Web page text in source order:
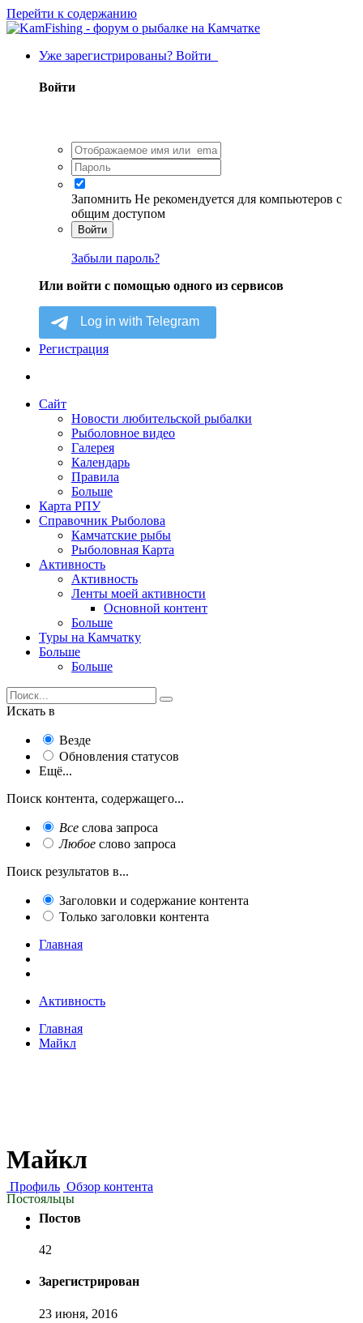
Перейти к содержанию
Уже зарегистрированы? Войти
Войти
Запомнить Не рекомендуется для компьютеров с
общим доступом
Войти
Забыли пароль?
Или войти с помощью одного из сервисов
Регистрация
Сайт
Новости любительской рыбалки
Рыболовное видео
Галерея
Календарь
Правила
Больше
Карта РПУ
Справочник Рыболова
Камчатские рыбы
Рыболовная Карта
Активность
Активность
Ленты моей активности
Основной контент
Больше
Туры на Камчатку
Больше
Больше
Искать в
Везде
Обновления статусов
Ещё...
Поиск контента, содержащего...
Все слова запроса
Любое слово запроса
Поиск результатов в...
Заголовки и содержание контента
Только заголовки контента
Главная
Активность
Главная
Майкл
Майкл
Постояльцы
Профиль Обзор контента
Постов
42
Зарегистрирован
23 июня, 2016